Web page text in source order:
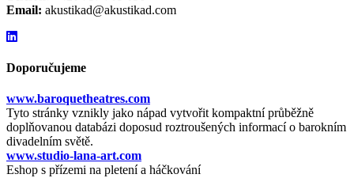
Email: akustikad@akustikad.com
Doporučujeme
www.baroquetheatres.com
Tyto stránky vznikly jako nápad vytvořit kompaktní průběžně
doplňovanou databázi doposud roztroušených informací o barokním
divadelním světě.
www.studio-lana-art.com
Eshop s přízemi na pletení a háčkování